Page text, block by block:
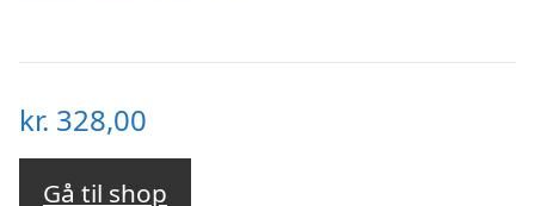
kr. 328,00
Gå til shop